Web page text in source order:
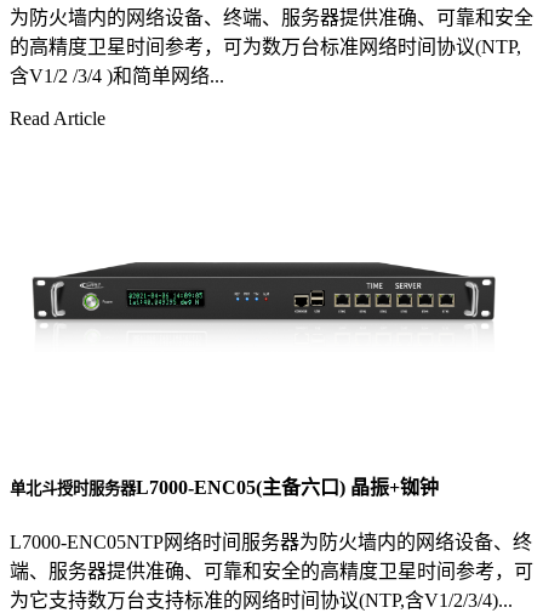
为防火墙内的网络设备、终端、服务器提供准确、可靠和安全
的高精度卫星时间参考，可为数万台标准网络时间协议(NTP,
含V1/2 /3/4 )和简单网络...
Read Article
单北斗授时服务器L7000-ENC05(主备六口) 晶振+铷钟
L7000-ENC05NTP网络时间服务器为防火墙内的网络设备、终
端、服务器提供准确、可靠和安全的高精度卫星时间参考，可
为它支持数万台支持标准的网络时间协议(NTP,含V1/2/3/4)...